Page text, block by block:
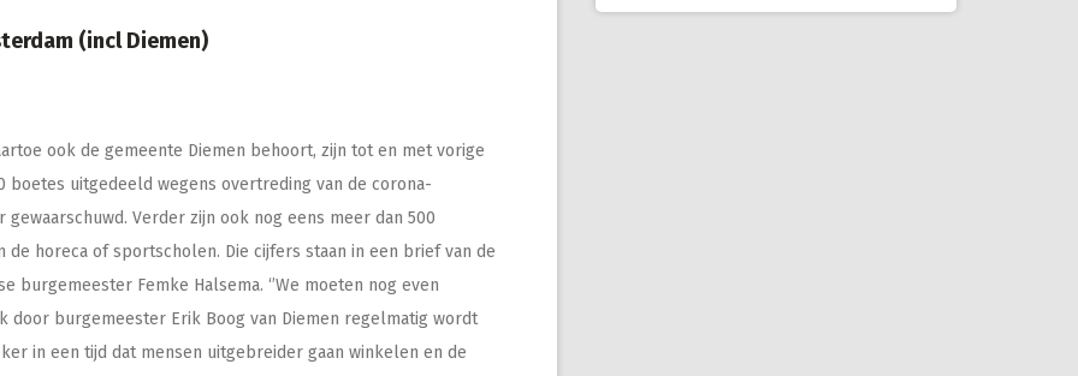
(incl Diemen)
ook de gemeente Diemen behoort, zijn tot en met vorige
boetes uitgedeeld wegens overtreding van de corona-
Verder zijn ook nog eens meer dan 500
de horeca of sportscholen. Die cijfers staan in een brief van de
burgemeester Femke Halsema. ‘’We moeten nog even
door burgemeester Erik Boog van Diemen regelmatig wordt
in een tijd dat mensen uitgebreider gaan winkelen en de